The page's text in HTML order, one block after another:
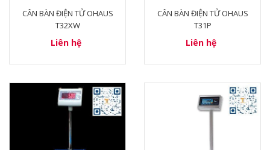
CÂN BÀN ĐIỆN TỬ OHAUS
T32XW
Liên hệ
CÂN BÀN ĐIỆN TỬ OHAUS
T31P
Liên hệ